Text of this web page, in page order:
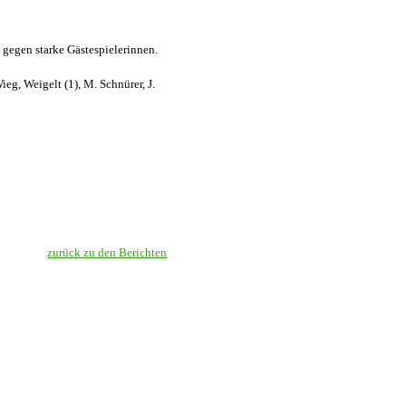
starke Gästespielerinnen.
Weigelt (1), M. Schnürer, J.
zurück zu den Berichten